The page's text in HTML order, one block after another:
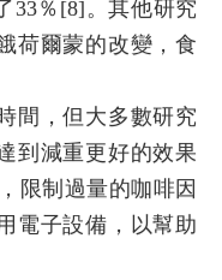
33％[8]。其他研究
荷爾蒙的改變，食
間，但大多數研究
到減重更好的效果
限制過量的咖啡因
電子設備，以幫助